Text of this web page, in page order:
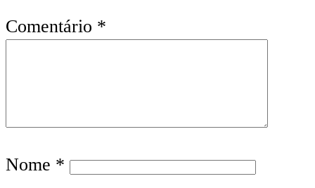
Comentário *
Nome *